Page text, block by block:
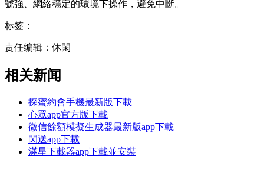
號強、網絡穩定的環境下操作，避免中斷。
标签：
责任编辑：休閑
相关新闻
探蜜約會手機最新版下載
心眾app官方版下載
微信餘額模擬生成器最新版app下載
閃送app下載
滿星下載器app下載並安裝